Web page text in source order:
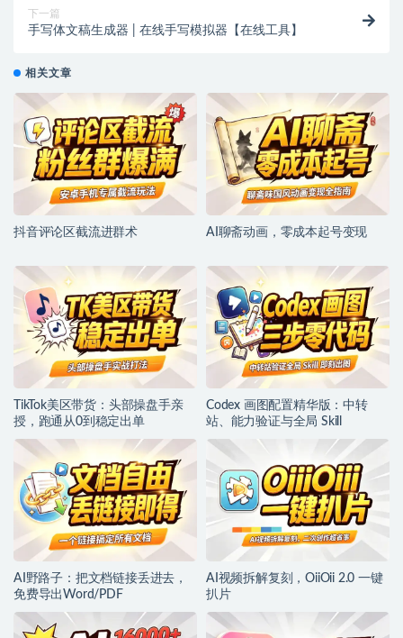
下一篇
手写体文稿生成器 | 在线手写模拟器【在线工具】
相关文章
抖音评论区截流进群术 AI聊斋动画，零成本起号变现
TikTok美区带货：头部操盘手亲
授，跑通从0到稳定出单
Codex 画图配置精华版：中转
站、能力验证与全局 Skill
AI野路子：把文档链接丢进去，
免费导出Word/PDF
AI视频拆解复刻，OiiOii 2.0 一键
扒片